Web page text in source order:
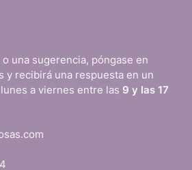
una sugerencia, póngase en
y recibirá una respuesta en un
a viernes entre las 9 y las 17